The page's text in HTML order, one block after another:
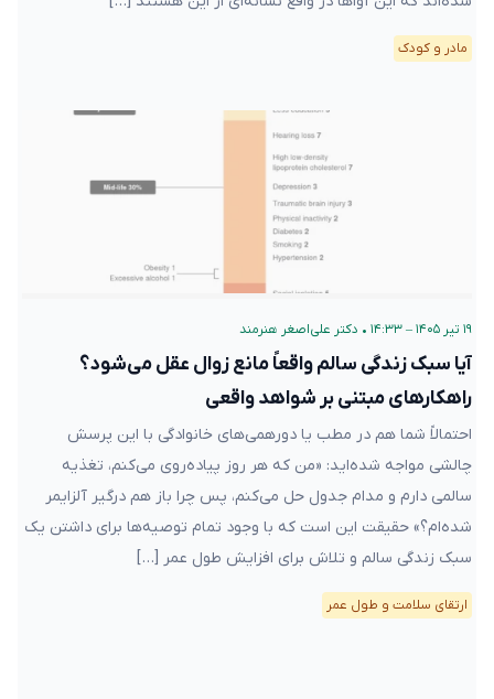
مادر و کودک
۱۹ تیر ۱۴۰۵ – ۱۴:۳۳ • دکتر علی‌اصغر هنرمند
آیا سبک زندگی سالم واقعاً مانع زوال عقل می‌شود؟
راهکارهای مبتنی بر شواهد واقعی
احتمالاً شما هم در مطب یا دورهمی‌های خانوادگی با این پرسش
چالشی مواجه شده‌اید: «من که هر روز پیاده‌روی می‌کنم، تغذیه
سالمی دارم و مدام جدول حل می‌کنم، پس چرا باز هم درگیر آلزایمر
شده‌ام؟» حقیقت این است که با وجود تمام توصیه‌ها برای داشتن یک
سبک زندگی سالم و تلاش برای افزایش طول عمر […]
ارتقای سلامت و طول عمر